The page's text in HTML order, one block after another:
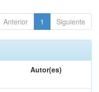
Anterior 1 Siguiente
Autor(es)